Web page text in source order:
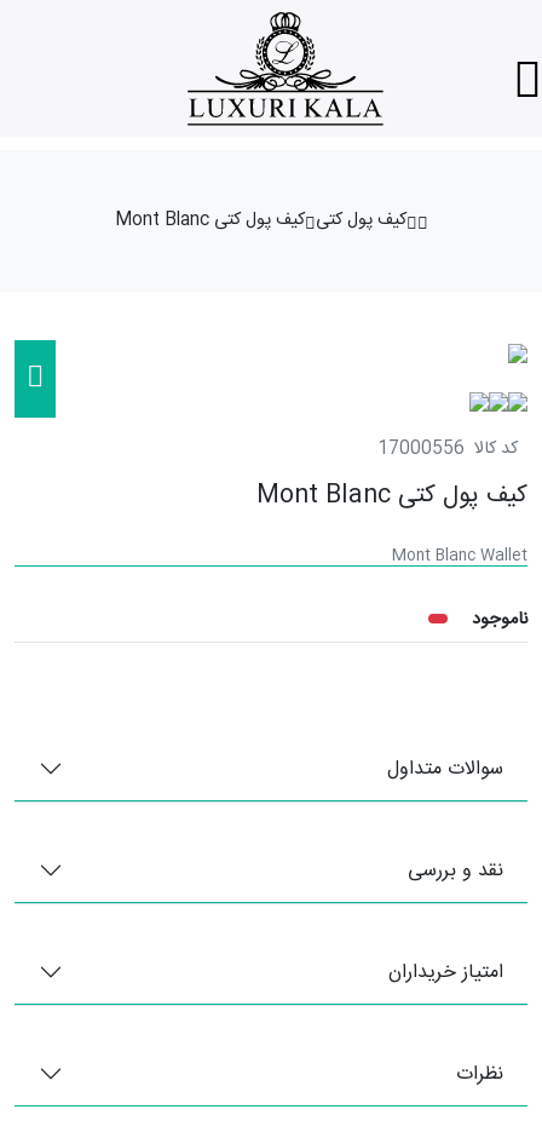
کیف پول کتی کیف پول کتی Mont Blanc
کد کالا 17000556
کیف پول کتی Mont Blanc
Mont Blanc Wallet
ناموجود
سوالات متداول
نقد و بررسی
امتیاز خریداران
نظرات